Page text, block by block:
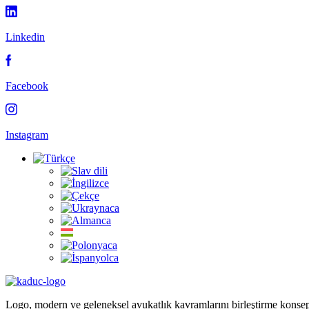
Linkedin
Facebook
Instagram
Logo, modern ve geleneksel avukatlık kavramlarını birleştirme